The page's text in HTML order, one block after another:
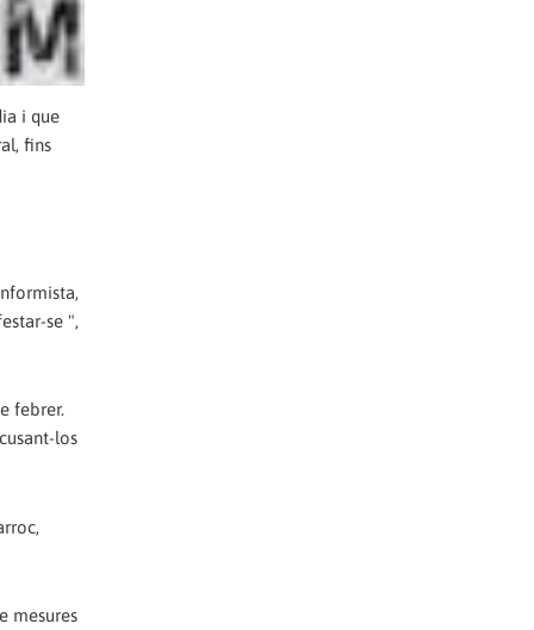
i que
fins
se ",
febrer.
los
mesures